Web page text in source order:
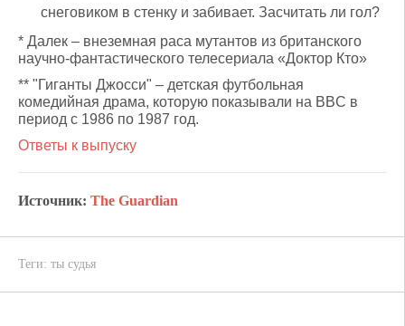
снеговиком в стенку и забивает. Засчитать ли гол?
* Далек – внеземная раса мутантов из британского
научно-фантастического телесериала «Доктор Кто»
** "Гиганты Джосси" – детская футбольная
комедийная драма, которую показывали на BBC в
период с 1986 по 1987 год.
Ответы к выпуску
Источник: The Guardian
Теги: ты судья